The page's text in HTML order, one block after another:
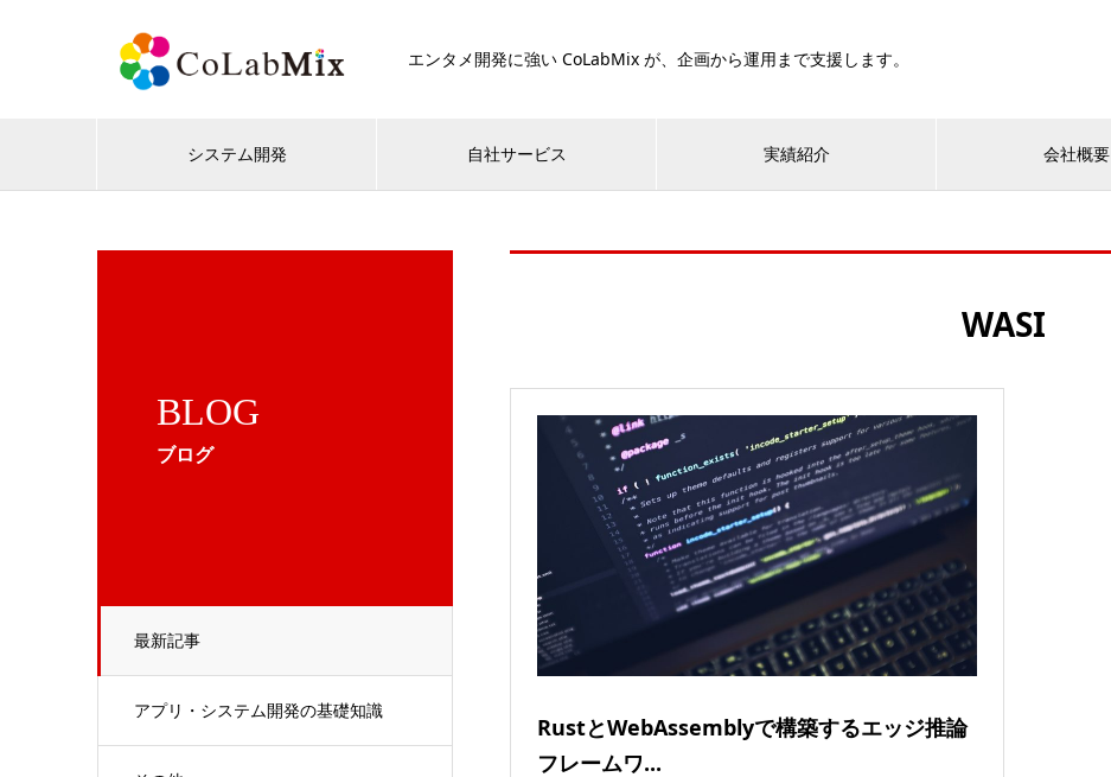
エンタメ開発に強い CoLabMix が、企画から運用まで支援します。
システム開発 自社サービス 実績紹介 会社概要
BLOG
ブログ
最新記事
アプリ・システム開発の基礎知識
WASI
RustとWebAssemblyで構築するエッジ推論
フレームワ...